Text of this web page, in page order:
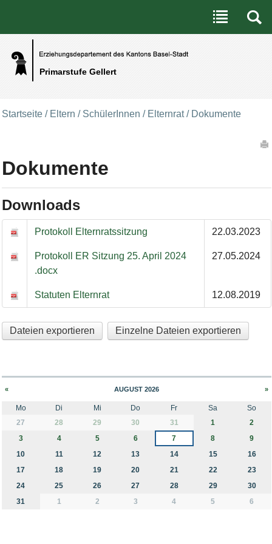
Primarstufe Gellert
Benutzerspezifische Werkzeuge
Direkt zum Inhalt|Direkt zur Navigation
Startseite / Eltern / SchülerInnen / Elternrat / Dokumente
Dokumente
Downloads
Downloads
Protokoll Elternratssitzung 22.03.2023
Protokoll ER Sitzung 25. April 2024
.docx
27.05.2024
Statuten Elternrat 12.08.2019
Dateien exportieren Einzelne Dateien exportieren
« AUGUST 2026 »
month-8
Mo Di Mi Do Fr Sa
So
27
28 29 30 31 1
2
3
4 5 6 7 8
9
10
11 12 13 14 15
16
17
18 19 20 21 22
23
24
25 26 27 28 29
30
31
1 2 3 4 5 6